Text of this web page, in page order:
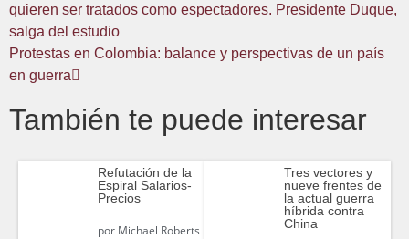
quieren ser tratados como espectadores. Presidente Duque,
salga del estudio
Protestas en Colombia: balance y perspectivas de un país
en guerra
También te puede interesar
Refutación de la
Espiral Salarios-
Precios
porMichael Roberts
Tres vectores y
nueve frentes de
la actual guerra
híbrida contra
China